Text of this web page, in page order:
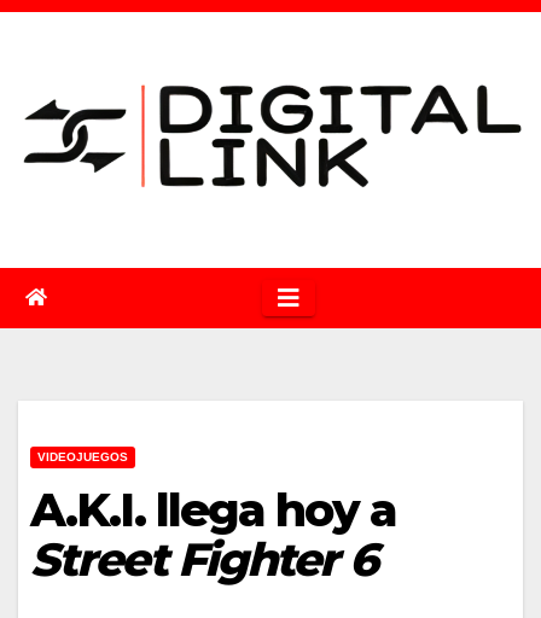
Saltar
VIDEOJUEGOS
A.K.I. llega hoy a
Street Fighter 6